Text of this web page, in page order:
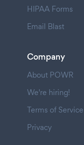
HIPAA Forms
Email Blast
Company
About POWR
We're hiring!
Terms of Service
Privacy